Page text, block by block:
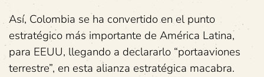
Así, Colombia se ha convertido en el punto
estratégico más importante de América Latina,
para EEUU, llegando a declararlo “portaaviones
terrestre”, en esta alianza estratégica macabra.